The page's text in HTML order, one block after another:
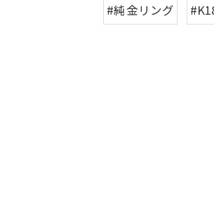
#純金リング